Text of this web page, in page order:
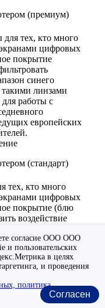
(премиум)
тех, кто много
цифровых
покрытие
синего
такими линзами
работы с
европейских
(стандарт)
тех, кто много
цифровых
покрытие (блю
воздействие
во
не для
Линзы
или Ю.-В. Азии.
(премиум)
согласие ООО ООО
пользовательских
в целях
и проведения
политика
Согласен